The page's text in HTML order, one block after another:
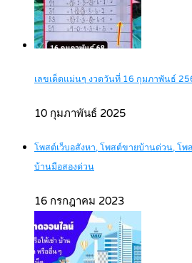
เลขเด็ดแม่นๆ งวดวันที่ 16 กุมภาพันธ์
10 กุมภาพันธ์ 2025
โพสต์เว็บอสังหา, โพสต์ขายบ้านด่วน, โ
บ้านมือสองด่วน
16 กรกฎาคม 2023